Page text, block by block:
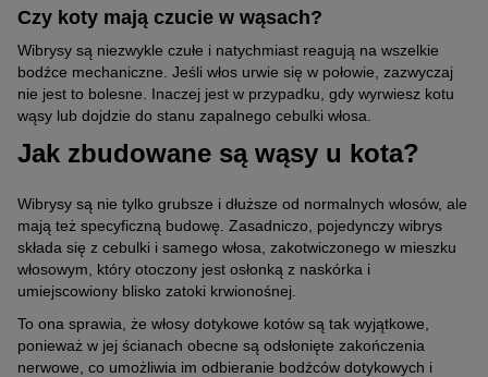
Czy koty mają czucie w wąsach?
Wibrysy są niezwykle czułe i natychmiast reagują na wszelkie
bodźce mechaniczne. Jeśli włos urwie się w połowie, zazwyczaj
nie jest to bolesne. Inaczej jest w przypadku, gdy wyrwiesz kotu
wąsy lub dojdzie do stanu zapalnego cebulki włosa.
Jak zbudowane są wąsy u kota?
Wibrysy są nie tylko grubsze i dłuższe od normalnych włosów, ale
mają też specyficzną budowę. Zasadniczo, pojedynczy wibrys
składa się z cebulki i samego włosa, zakotwiczonego w mieszku
włosowym, który otoczony jest osłonką z naskórka i
umiejscowiony blisko zatoki krwionośnej.
To ona sprawia, że włosy dotykowe kotów są tak wyjątkowe,
ponieważ w jej ścianach obecne są odsłonięte zakończenia
nerwowe, co umożliwia im odbieranie bodźców dotykowych i